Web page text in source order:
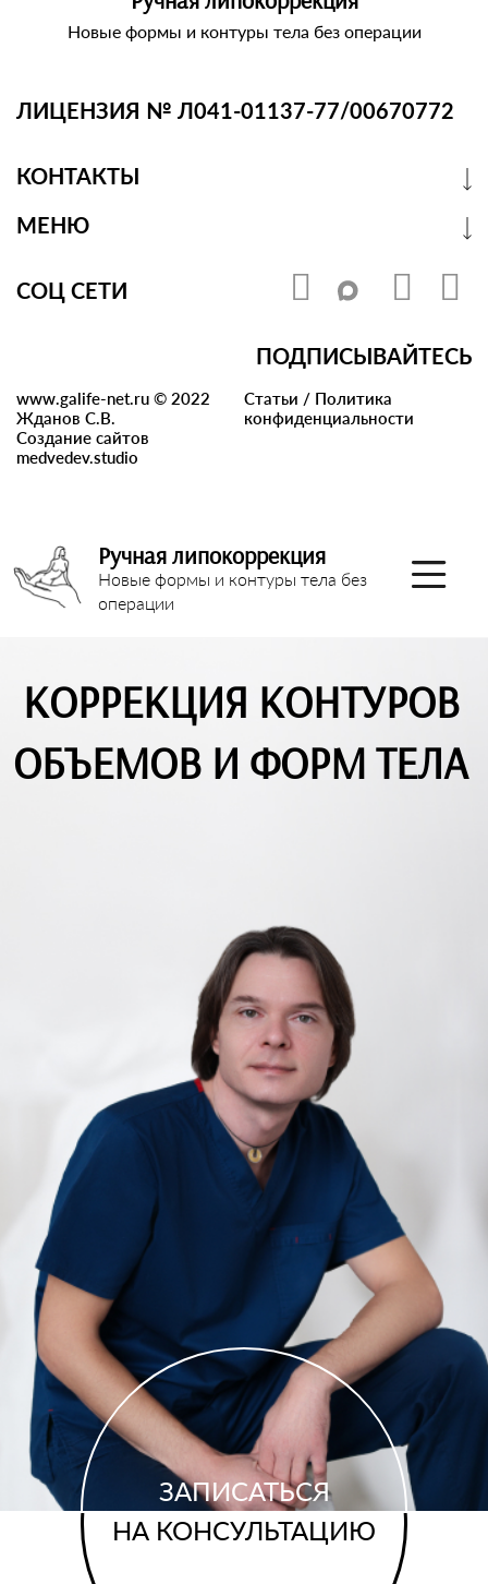
Новые формы и контуры тела без операции
ЛИЦЕНЗИЯ № Л041-01137-77/00670772
КОНТАКТЫ
МЕНЮ
СОЦ СЕТИ
ПОДПИСЫВАЙТЕСЬ
www.galife-net.ru © 2022
Жданов С.В.
Создание сайтов
medvedev.studio
Статьи / Политика
конфиденциальности
Ручная липокоррекция
Новые формы и контуры тела без
операции
КОРРЕКЦИЯ КОНТУРОВ
ОБЪЕМОВ И ФОРМ ТЕЛА
ЗАПИСАТЬСЯ
НА КОНСУЛЬТАЦИЮ